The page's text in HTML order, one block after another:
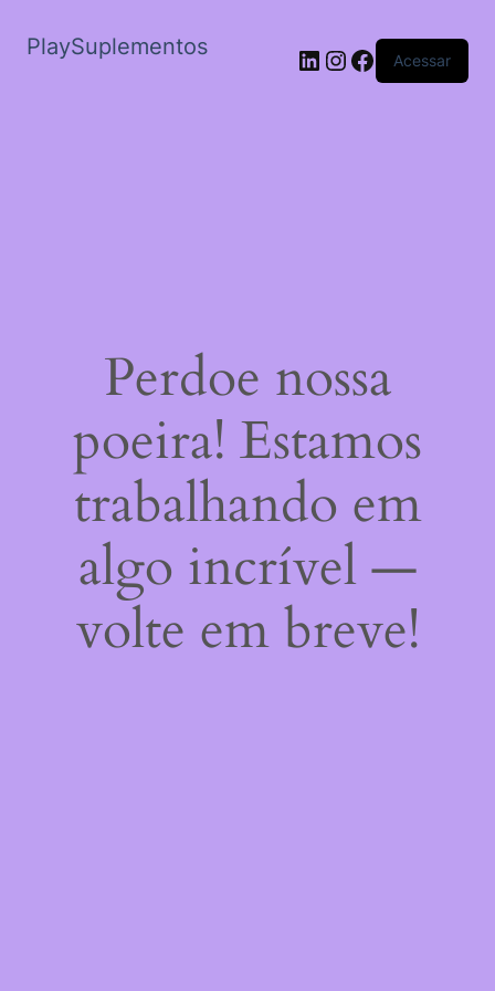
PlaySuplementos LinkedIn
Instagram
Facebook
Acessar
Perdoe nossa
poeira! Estamos
trabalhando em
algo incrível —
volte em breve!